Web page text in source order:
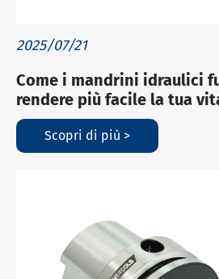
2025/07/21
Come i mandrini idraulici
rendere più facile la tua
Scopri di più >